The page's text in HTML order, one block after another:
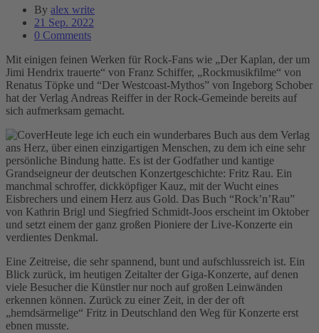
By alex write
21 Sep. 2022
0 Comments
Mit einigen feinen Werken für Rock-Fans wie „Der Kaplan, der um
Jimi Hendrix trauerte“ von Franz Schiffer, „Rockmusikfilme“ von
Renatus Töpke und “Der Westcoast-Mythos” von Ingeborg Schober
hat der Verlag Andreas Reiffer in der Rock-Gemeinde bereits auf
sich aufmerksam gemacht.
Heute lege ich euch ein wunderbares Buch aus dem Verlag
ans Herz, über einen einzigartigen Menschen, zu dem ich eine sehr
persönliche Bindung hatte. Es ist der Godfather und kantige
Grandseigneur der deutschen Konzertgeschichte: Fritz Rau. Ein
manchmal schroffer, dickköpfiger Kauz, mit der Wucht eines
Eisbrechers und einem Herz aus Gold. Das Buch “Rock’n’Rau”
von Kathrin Brigl und Siegfried Schmidt-Joos erscheint im Oktober
und setzt einem der ganz großen Pioniere der Live-Konzerte ein
verdientes Denkmal.
Eine Zeitreise, die sehr spannend, bunt und aufschlussreich ist. Ein
Blick zurück, im heutigen Zeitalter der Giga-Konzerte, auf denen
viele Besucher die Künstler nur noch auf großen Leinwänden
erkennen können. Zurück zu einer Zeit, in der der oft
„hemdsärmelige“ Fritz in Deutschland den Weg für Konzerte erst
ebnen musste.